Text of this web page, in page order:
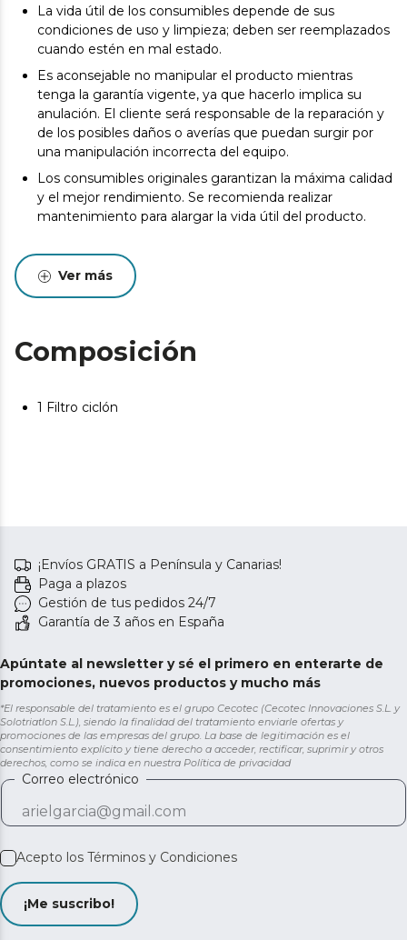
La vida útil de los consumibles depende de sus
condiciones de uso y limpieza; deben ser reemplazados
cuando estén en mal estado.
Es aconsejable no manipular el producto mientras
tenga la garantía vigente, ya que hacerlo implica su
anulación. El cliente será responsable de la reparación y
de los posibles daños o averías que puedan surgir por
una manipulación incorrecta del equipo.
Los consumibles originales garantizan la máxima calidad
y el mejor rendimiento. Se recomienda realizar
mantenimiento para alargar la vida útil del producto.
Ver más
Composición
1 Filtro ciclón
¡Envíos GRATIS a Península y Canarias!
Paga a plazos
Gestión de tus pedidos 24/7
Garantía de 3 años en España
Apúntate al newsletter y sé el primero en enterarte de
promociones, nuevos productos y mucho más
*El responsable del tratamiento es el grupo Cecotec (Cecotec Innovaciones S.L. y
Solotriatlon S.L.), siendo la finalidad del tratamiento enviarle ofertas y
promociones de las empresas del grupo. La base de legitimación es el
consentimiento explícito y tiene derecho a acceder, rectificar, suprimir y otros
derechos, como se indica en nuestra Política de privacidad
Correo electrónico
Acepto los Términos y Condiciones
¡Me suscribo!